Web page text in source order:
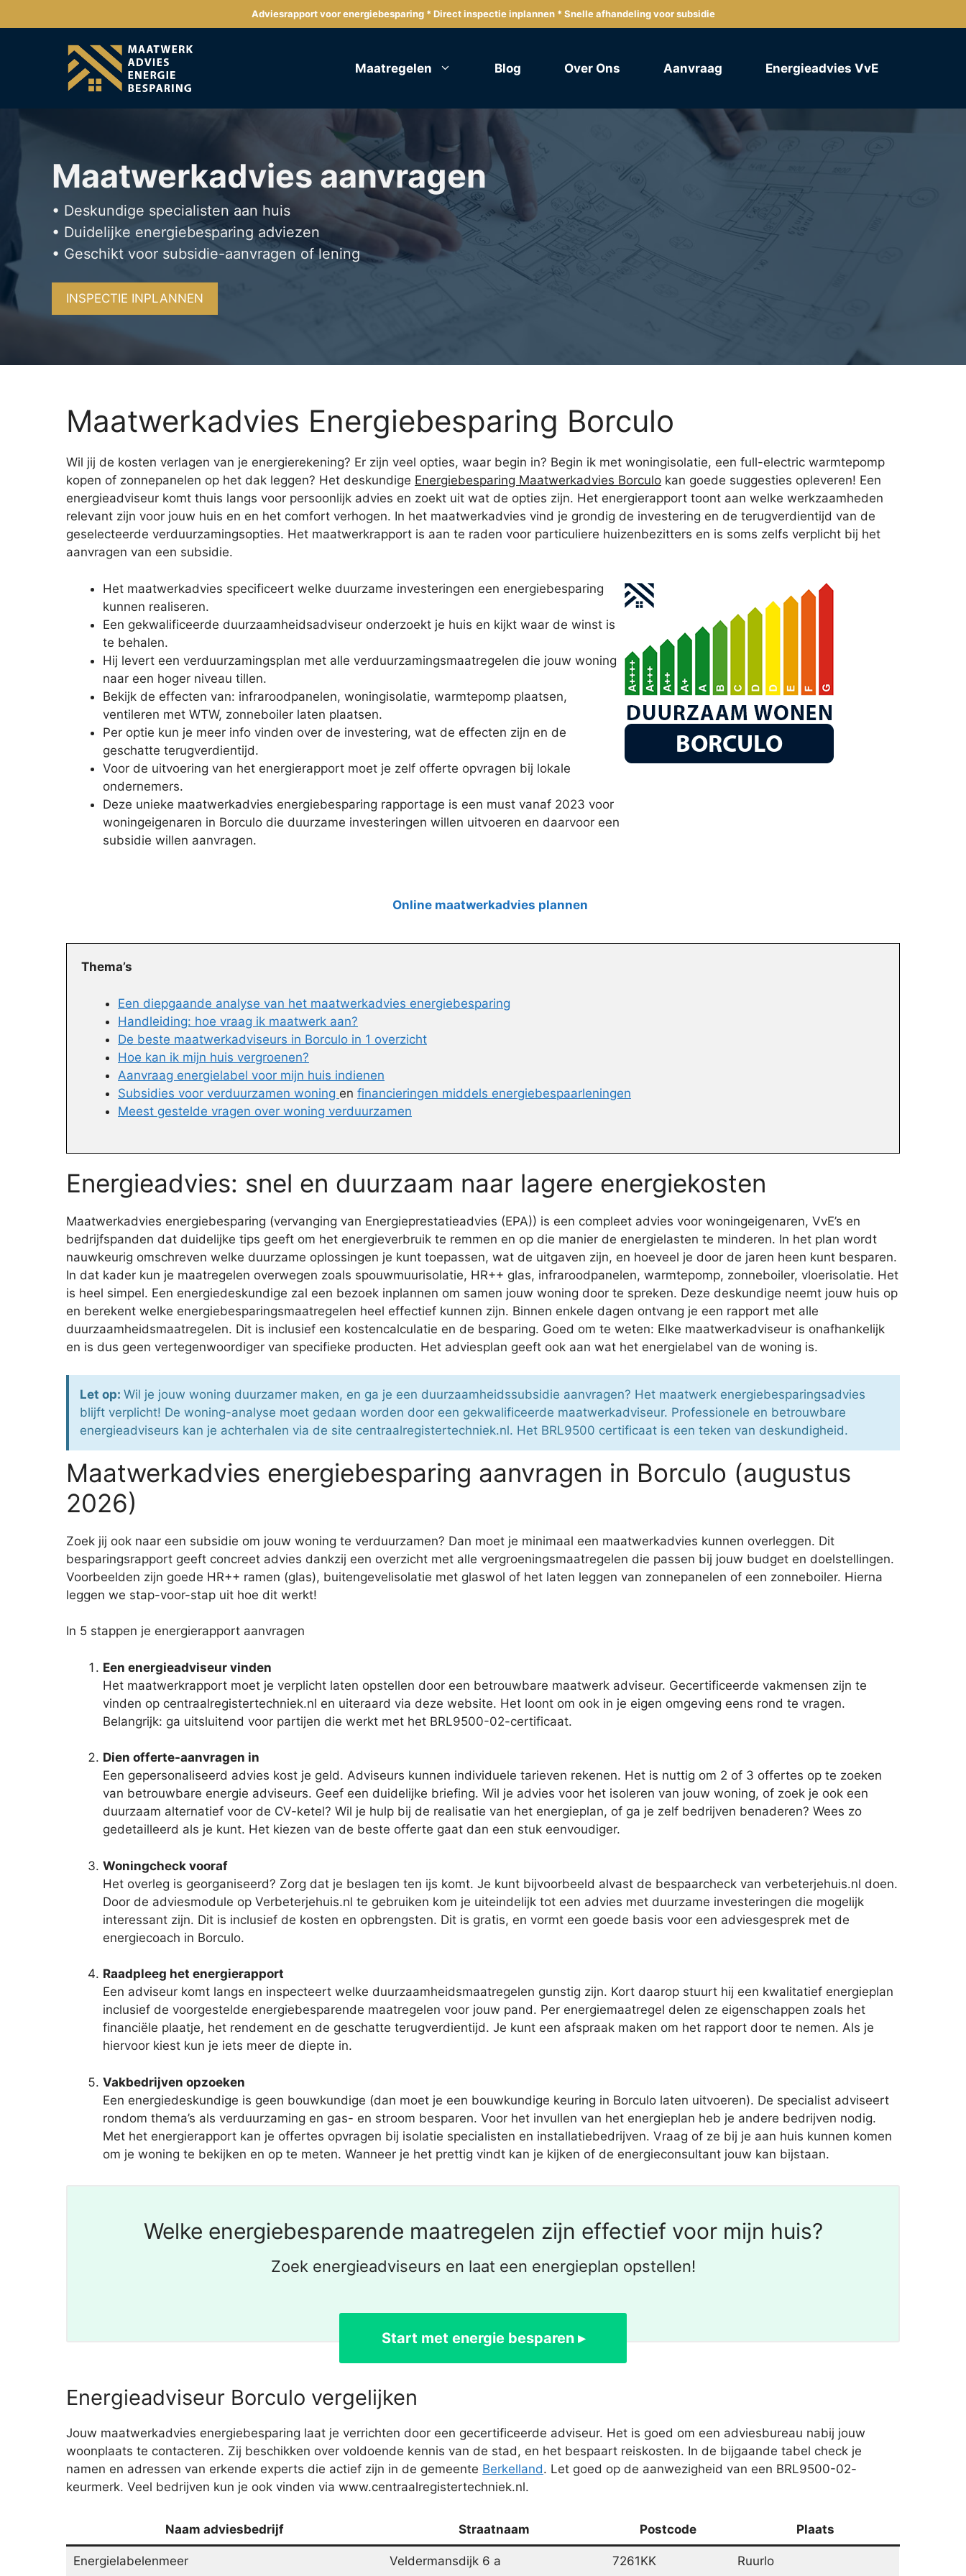
naar
Adviesrapport voor energiebesparing * Direct inspectie inplannen * Snelle afhandeling voor subsidie
Maatregelen Blog Over Ons Aanvraag Energieadvies VvE
Maatwerkadvies aanvragen
• Deskundige specialisten aan huis
• Duidelijke energiebesparing adviezen
• Geschikt voor subsidie-aanvragen of lening
INSPECTIE INPLANNEN
Maatwerkadvies Energiebesparing Borculo
Wil jij de kosten verlagen van je energierekening? Er zijn veel opties, waar begin in? Begin ik met woningisolatie, een full-electric warmtepomp
kopen of zonnepanelen op het dak leggen? Het deskundige Energiebesparing Maatwerkadvies Borculo kan goede suggesties opleveren! Een
energieadviseur komt thuis langs voor persoonlijk advies en zoekt uit wat de opties zijn. Het energierapport toont aan welke werkzaamheden
relevant zijn voor jouw huis en en het comfort verhogen. In het maatwerkadvies vind je grondig de investering en de terugverdientijd van de
geselecteerde verduurzamingsopties. Het maatwerkrapport is aan te raden voor particuliere huizenbezitters en is soms zelfs verplicht bij het
aanvragen van een subsidie.
Het maatwerkadvies specificeert welke duurzame investeringen een energiebesparing
kunnen realiseren.
Een gekwalificeerde duurzaamheidsadviseur onderzoekt je huis en kijkt waar de winst is
te behalen.
Hij levert een verduurzamingsplan met alle verduurzamingsmaatregelen die jouw woning
naar een hoger niveau tillen.
Bekijk de effecten van: infraroodpanelen, woningisolatie, warmtepomp plaatsen,
ventileren met WTW, zonneboiler laten plaatsen.
Per optie kun je meer info vinden over de investering, wat de effecten zijn en de
geschatte terugverdientijd.
Voor de uitvoering van het energierapport moet je zelf offerte opvragen bij lokale
ondernemers.
Deze unieke maatwerkadvies energiebesparing rapportage is een must vanaf 2023 voor
woningeigenaren in Borculo die duurzame investeringen willen uitvoeren en daarvoor een
subsidie willen aanvragen.
Online maatwerkadvies plannen
Thema’s
Een diepgaande analyse van het maatwerkadvies energiebesparing
Handleiding: hoe vraag ik maatwerk aan?
De beste maatwerkadviseurs in Borculo in 1 overzicht
Hoe kan ik mijn huis vergroenen?
Aanvraag energielabel voor mijn huis indienen
Subsidies voor verduurzamen woning en financieringen middels energiebespaarleningen
Meest gestelde vragen over woning verduurzamen
Energieadvies: snel en duurzaam naar lagere energiekosten
Maatwerkadvies energiebesparing (vervanging van Energieprestatieadvies (EPA)) is een compleet advies voor woningeigenaren, VvE’s en
bedrijfspanden dat duidelijke tips geeft om het energieverbruik te remmen en op die manier de energielasten te minderen. In het plan wordt
nauwkeurig omschreven welke duurzame oplossingen je kunt toepassen, wat de uitgaven zijn, en hoeveel je door de jaren heen kunt besparen.
In dat kader kun je maatregelen overwegen zoals spouwmuurisolatie, HR++ glas, infraroodpanelen, warmtepomp, zonneboiler, vloerisolatie. Het
is heel simpel. Een energiedeskundige zal een bezoek inplannen om samen jouw woning door te spreken. Deze deskundige neemt jouw huis op
en berekent welke energiebesparingsmaatregelen heel effectief kunnen zijn. Binnen enkele dagen ontvang je een rapport met alle
duurzaamheidsmaatregelen. Dit is inclusief een kostencalculatie en de besparing. Goed om te weten: Elke maatwerkadviseur is onafhankelijk
en is dus geen vertegenwoordiger van specifieke producten. Het adviesplan geeft ook aan wat het energielabel van de woning is.
Let op: Wil je jouw woning duurzamer maken, en ga je een duurzaamheidssubsidie aanvragen? Het maatwerk energiebesparingsadvies
blijft verplicht! De woning-analyse moet gedaan worden door een gekwalificeerde maatwerkadviseur. Professionele en betrouwbare
energieadviseurs kan je achterhalen via de site centraalregistertechniek.nl. Het BRL9500 certificaat is een teken van deskundigheid.
Maatwerkadvies energiebesparing aanvragen in Borculo (augustus
2026)
Zoek jij ook naar een subsidie om jouw woning te verduurzamen? Dan moet je minimaal een maatwerkadvies kunnen overleggen. Dit
besparingsrapport geeft concreet advies dankzij een overzicht met alle vergroeningsmaatregelen die passen bij jouw budget en doelstellingen.
Voorbeelden zijn goede HR++ ramen (glas), buitengevelisolatie met glaswol of het laten leggen van zonnepanelen of een zonneboiler. Hierna
leggen we stap-voor-stap uit hoe dit werkt!
In 5 stappen je energierapport aanvragen
Een energieadviseur vinden
Het maatwerkrapport moet je verplicht laten opstellen door een betrouwbare maatwerk adviseur. Gecertificeerde vakmensen zijn te
vinden op centraalregistertechniek.nl en uiteraard via deze website. Het loont om ook in je eigen omgeving eens rond te vragen.
Belangrijk: ga uitsluitend voor partijen die werkt met het BRL9500-02-certificaat.
Dien offerte-aanvragen in
Een gepersonaliseerd advies kost je geld. Adviseurs kunnen individuele tarieven rekenen. Het is nuttig om 2 of 3 offertes op te zoeken
van betrouwbare energie adviseurs. Geef een duidelijke briefing. Wil je advies voor het isoleren van jouw woning, of zoek je ook een
duurzaam alternatief voor de CV-ketel? Wil je hulp bij de realisatie van het energieplan, of ga je zelf bedrijven benaderen? Wees zo
gedetailleerd als je kunt. Het kiezen van de beste offerte gaat dan een stuk eenvoudiger.
Woningcheck vooraf
Het overleg is georganiseerd? Zorg dat je beslagen ten ijs komt. Je kunt bijvoorbeeld alvast de bespaarcheck van verbeterjehuis.nl doen.
Door de adviesmodule op Verbeterjehuis.nl te gebruiken kom je uiteindelijk tot een advies met duurzame investeringen die mogelijk
interessant zijn. Dit is inclusief de kosten en opbrengsten. Dit is gratis, en vormt een goede basis voor een adviesgesprek met de
energiecoach in Borculo.
Raadpleeg het energierapport
Een adviseur komt langs en inspecteert welke duurzaamheidsmaatregelen gunstig zijn. Kort daarop stuurt hij een kwalitatief energieplan
inclusief de voorgestelde energiebesparende maatregelen voor jouw pand. Per energiemaatregel delen ze eigenschappen zoals het
financiële plaatje, het rendement en de geschatte terugverdientijd. Je kunt een afspraak maken om het rapport door te nemen. Als je
hiervoor kiest kun je iets meer de diepte in.
Vakbedrijven opzoeken
Een energiedeskundige is geen bouwkundige (dan moet je een bouwkundige keuring in Borculo laten uitvoeren). De specialist adviseert
rondom thema’s als verduurzaming en gas- en stroom besparen. Voor het invullen van het energieplan heb je andere bedrijven nodig.
Met het energierapport kan je offertes opvragen bij isolatie specialisten en installatiebedrijven. Vraag of ze bij je aan huis kunnen komen
om je woning te bekijken en op te meten. Wanneer je het prettig vindt kan je kijken of de energieconsultant jouw kan bijstaan.
Welke energiebesparende maatregelen zijn effectief voor mijn huis?
Zoek energieadviseurs en laat een energieplan opstellen!
Start met energie besparen ▸
Energieadviseur Borculo vergelijken
Jouw maatwerkadvies energiebesparing laat je verrichten door een gecertificeerde adviseur. Het is goed om een adviesbureau nabij jouw
woonplaats te contacteren. Zij beschikken over voldoende kennis van de stad, en het bespaart reiskosten. In de bijgaande tabel check je
namen en adressen van erkende experts die actief zijn in de gemeente Berkelland. Let goed op de aanwezigheid van een BRL9500-02-
keurmerk. Veel bedrijven kun je ook vinden via www.centraalregistertechniek.nl.
Naam adviesbedrijf Straatnaam Postcode Plaats
Energielabelenmeer Veldermansdijk 6 a 7261KK Ruurlo